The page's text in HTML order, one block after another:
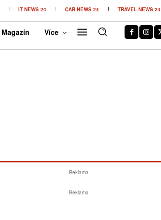
IT NEWS 24 CAR NEWS 24 TRAVEL NEWS 24
Magazín Více
Reklama
Reklama